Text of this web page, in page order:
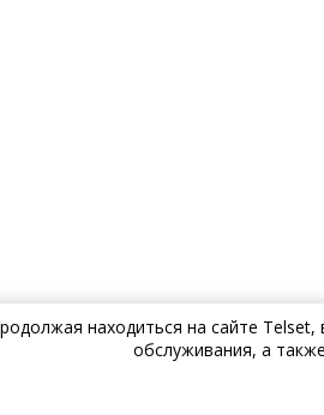
находиться на сайте
обслуживания, а